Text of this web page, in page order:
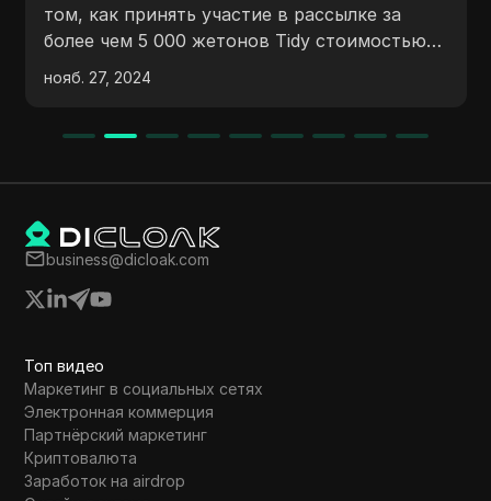
том, как принять участие в рассылке за
более чем 5 000 жетонов Tidy стоимостью
$7.5 каждый. Видео охватывает шаги, такие
как регистрация на MXC, присоединение к
предоставление адреса кошелька и
информация о продаже токенов, партнерах
и включение на бирже также включены.
нояб. 27, 2024
business@dicloak.com
Топ видео
Маркетинг в социальных сетях
Электронная коммерция
Партнёрский маркетинг
Криптовалюта
Заработок на airdrop